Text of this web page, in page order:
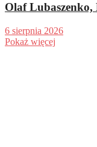
Olaf
6 sierpnia 2026
Pokaż więcej